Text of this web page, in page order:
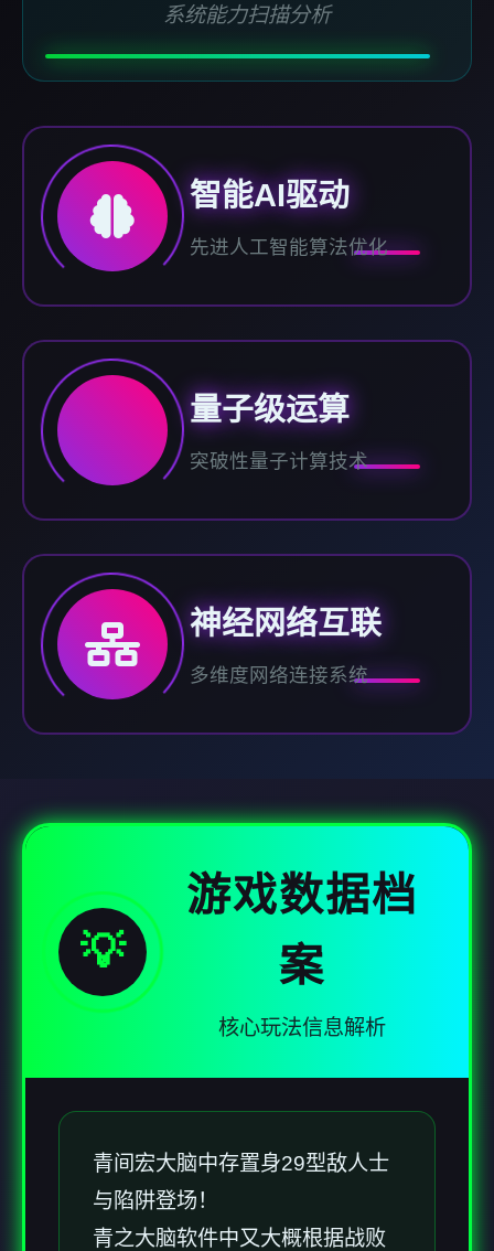
系统能力扫描分析
智能AI驱动
先进人工智能算法优化
量子级运算
突破性量子计算技术
神经网络互联
多维度网络连接系统
💡
游戏数据档
案
核心玩法信息解析
青间宏大脑中存置身29型敌人士
与陷阱登场！
青之大脑软件中又大概根据战败